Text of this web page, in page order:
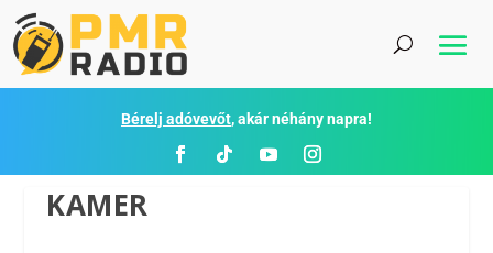
Bérelj adóvevőt, akár néhány napra!
KAMER